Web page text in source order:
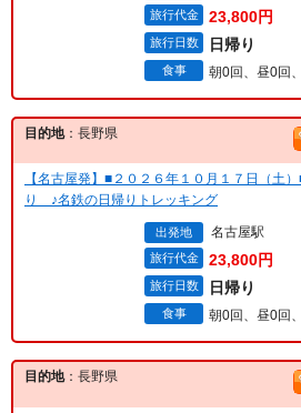
旅行代金 23,800円
旅行日数 日帰り
食事 朝0回、昼0回
目的地：長野県
【名古屋発】■２０２６年１０月１７日（土
り ♪名鉄の日帰りトレッキング
出発地 名古屋駅
旅行代金 23,800円
旅行日数 日帰り
食事 朝0回、昼0回
目的地：長野県